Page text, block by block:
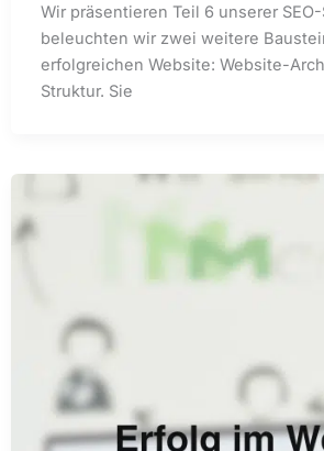
Wir präsentieren Teil 6 unserer
beleuchten wir zwei weitere
erfolgreichen Website: Website-
Struktur. Sie